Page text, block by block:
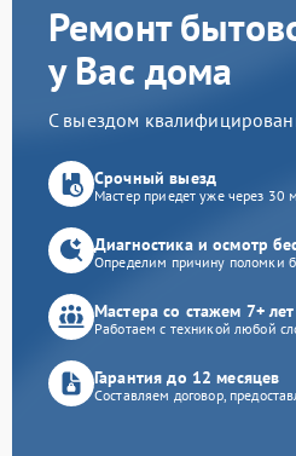
Ремонт
у Вас дома
С выездом
Срочный выезд
Мастер приедет уже через 30
Диагностика и осмотр
Определим причину поломки
Мастера со стажем 7+ лет
Работаем с техникой любой
Гарантия до 12 месяцев
Составляем договор,